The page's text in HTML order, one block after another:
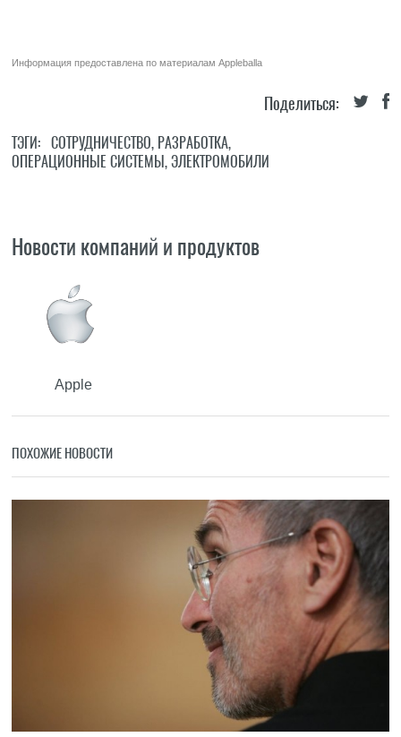
Информация предоставлена по материаламAppleballa
Поделиться:
ТЭГИ: СОТРУДНИЧЕСТВО, РАЗРАБОТКА,
ОПЕРАЦИОННЫЕ СИСТЕМЫ,ЭЛЕКТРОМОБИЛИ
Новости компаний и продуктов
Apple
ПОХОЖИЕ НОВОСТИ